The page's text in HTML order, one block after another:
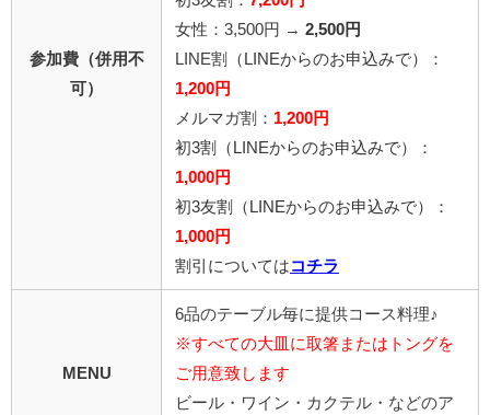
参加費（併用不
可）
女性：3,500円 → 2,500円
LINE割
（LINEからのお申込みで）
：
1,200円
メルマガ割： 1,200円
初3割（LINEからのお申込みで）：
1,000円
初3友割（LINEからのお申込みで）：
1,000円
割引については コチラ
MENU
6品のテーブル毎に提供コース料理♪
※すべての大皿に取箸またはトングを
ご用意致します
ビール・ワイン・カクテル・などのア